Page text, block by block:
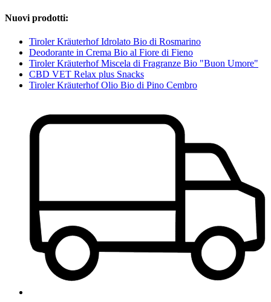
Nuovi prodotti:
Tiroler Kräuterhof Idrolato Bio di Rosmarino
Deodorante in Crema Bio al Fiore di Fieno
Tiroler Kräuterhof Miscela di Fragranze Bio "Buon Umore"
CBD VET Relax plus Snacks
Tiroler Kräuterhof Olio Bio di Pino Cembro